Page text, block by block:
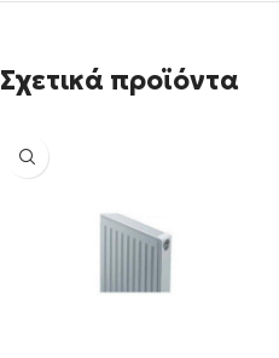
Σχετικά προϊόντα